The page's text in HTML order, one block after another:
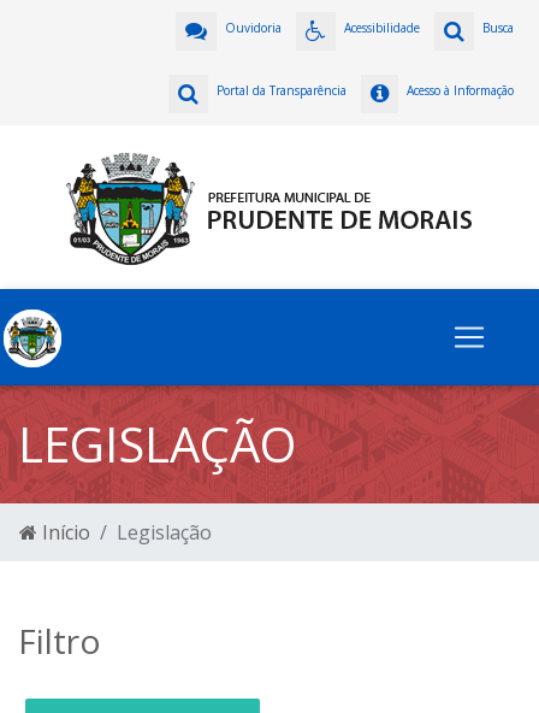
Busca
Acessibilidade
Ouvidoria
Acesso à Informação
Portal da Transparência
LEGISLAÇÃO
Início Legislação
Filtro